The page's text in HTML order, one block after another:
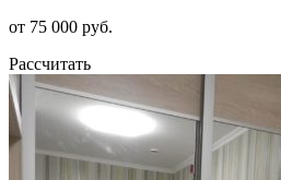
от 75 000 руб.
Рассчитать